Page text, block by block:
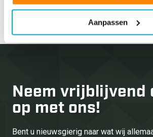
Aanpassen
Neem vrijblijvend
op met ons!
Bent u nieuwsgierig naar wat wij